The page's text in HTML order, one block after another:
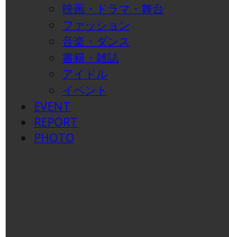
映画・ドラマ・舞台
ファッション
音楽・ダンス
書籍・雑誌
アイドル
イベント
EVENT
REPORT
PHOTO